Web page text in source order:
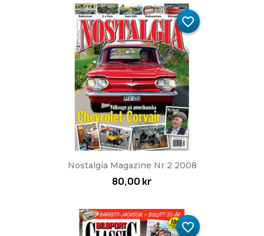
Nostalgia Magazine Nr 2 2008
80,00 kr
favorite_border
favorite_border